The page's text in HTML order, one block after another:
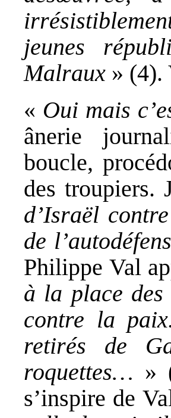
jeunes
Malraux » (4).
« Oui mais
ânerie
boucle,
des
d’Israël
de
Philippe Val
à la place
contre la
retirés de
roquettes… »
s’inspire de